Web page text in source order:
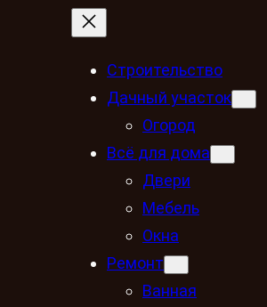
Строительство
Дачный участок
Огород
Всё для дома
Двери
Мебель
Окна
Ремонт
Ванная